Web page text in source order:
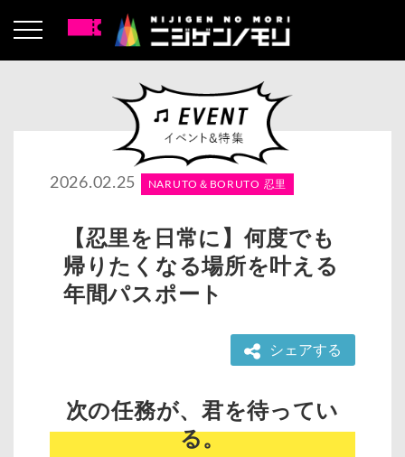
2026.02.25 NARUTO＆BORUTO 忍里
【忍里を日常に】何度でも
帰りたくなる場所を叶える
年間パスポート
シェアする
次の任務が、君を待ってい
る。